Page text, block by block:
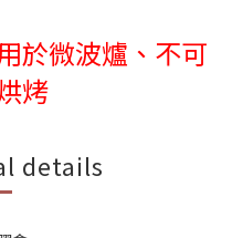
於微波爐、不可
烤
details